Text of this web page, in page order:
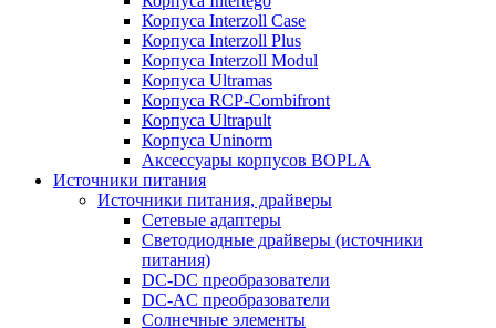
Корпуса Interzoll Case
Корпуса Interzoll Plus
Корпуса Interzoll Modul
Корпуса Ultramas
Корпуса RCP-Combifront
Корпуса Ultrapult
Корпуса Uninorm
Аксессуары корпусов BOPLA
Источники питания
Источники питания, драйверы
Сетевые адаптеры
Светодиодные драйверы (источники
питания)
DC-DC преобразователи
DC-AC преобразователи
Солнечные элементы